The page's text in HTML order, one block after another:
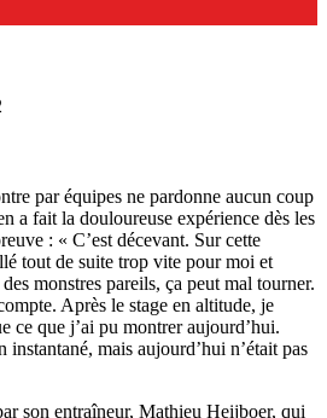
par équipes ne pardonne aucun coup
a fait la douloureuse expérience dès les
: « C’est décevant. Sur cette
tout de suite trop vite pour moi et
monstres pareils, ça peut mal tourner.
Après le stage en altitude, je
ce que j’ai pu montrer aujourd’hui.
instantané, mais aujourd’hui n’était pas
son entraîneur, Mathieu Heijboer, qui